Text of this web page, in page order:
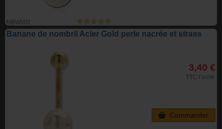
NBW002
Banane de nombril Acier Gold perle nacrée et strass
3,40 €
TTC l'unite
Commander